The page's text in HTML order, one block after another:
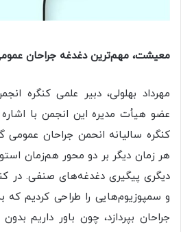
معیشت، مهم‌ترین دغدغه جراحان
مهرداد بهلولی، دبیر علمی کنگره
عضو هیأت مدیره این انجمن با
کنگره سالیانه انحمن جراحان
هر زمان دیگر بر دو محور هم‌زمان
دیگری پیگیری دغدغه‌های صنفی. در
و سمپوزیوم‌هایی را طراحی کردیم که
جراحان بپردازد، چون باور داریم